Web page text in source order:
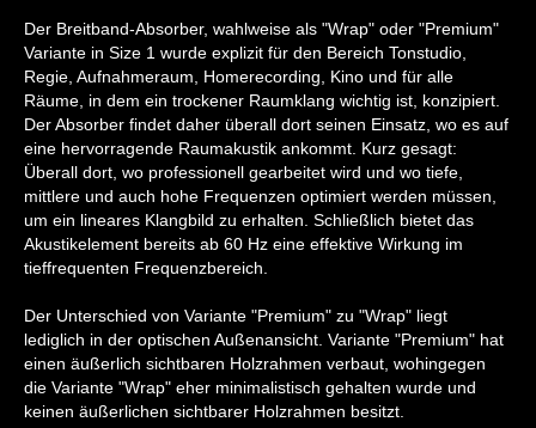
Der Breitband-Absorber, wahlweise als "Wrap" oder "Premium"
Variante in Size 1 wurde explizit für den Bereich Tonstudio,
Regie, Aufnahmeraum, Homerecording, Kino und für alle
Räume, in dem ein trockener Raumklang wichtig ist, konzipiert.
Der Absorber findet daher überall dort seinen Einsatz, wo es auf
eine hervorragende Raumakustik ankommt. Kurz gesagt:
Überall dort, wo professionell gearbeitet wird und wo tiefe,
mittlere und auch hohe Frequenzen optimiert werden müssen,
um ein lineares Klangbild zu erhalten. Schließlich bietet das
Akustikelement bereits ab 60 Hz eine effektive Wirkung im
tieffrequenten Frequenzbereich.
Der Unterschied von Variante "Premium" zu "Wrap" liegt
lediglich in der optischen Außenansicht. Variante "Premium" hat
einen äußerlich sichtbaren Holzrahmen verbaut, wohingegen
die Variante "Wrap" eher minimalistisch gehalten wurde und
keinen äußerlichen sichtbarer Holzrahmen besitzt.